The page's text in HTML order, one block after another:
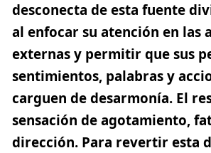
desconecta de esta fuente
al enfocar su atención en las
externas y permitir que sus
sentimientos, palabras y
carguen de desarmonía. El
sensación de agotamiento,
dirección. Para revertir esta